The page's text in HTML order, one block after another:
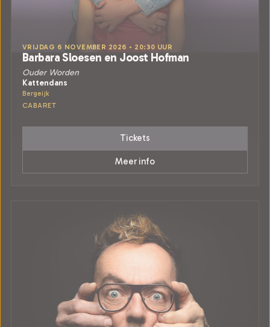
VRIJDAG 6 NOVEMBER 2026 • 20:30 UUR
Barbara Sloesen en Joost Hofman
Ouder Worden
Kattendans
Bergeijk
CABARET
Tickets
Meer info